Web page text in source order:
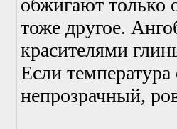
обжигают только
тоже другое.
красителями
Если
непрозрачный,